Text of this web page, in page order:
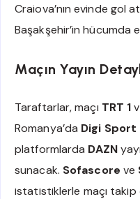
Craiova’nın evinde gol
Başakşehir’in hücumda
Maçın Yayın
Taraftarlar, maçı TRT 1
Romanya’da Digi Sport
platformlarda DAZN
sunacak. Sofascore ve
istatistiklerle maçı takip